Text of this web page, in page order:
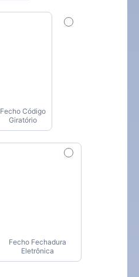
Fecho Código
Giratório
Fecho Fechadura
Eletrônica